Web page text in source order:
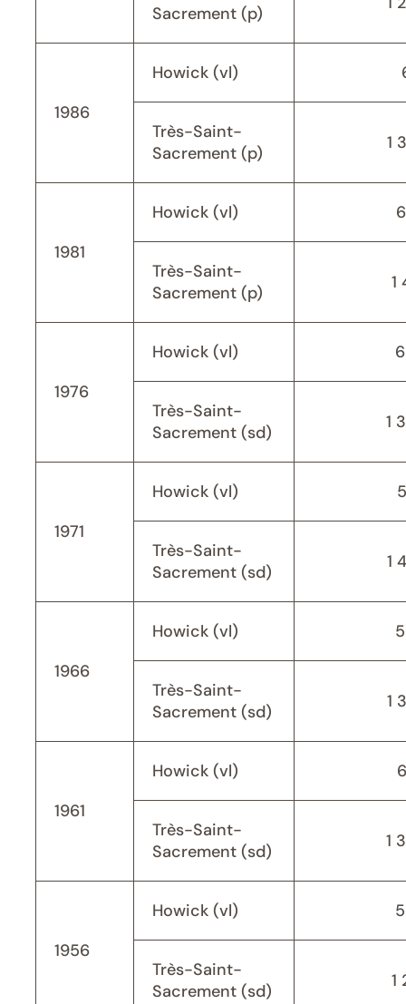
Sacrement (p)
1986
Howick (vl)
Très-Saint-
Sacrement (p)
1
1981
Howick (vl)
Très-Saint-
Sacrement (p)
1
1976
Howick (vl)
Très-Saint-
Sacrement (sd)
1
1971
Howick (vl)
Très-Saint-
Sacrement (sd)
1
1966
Howick (vl)
Très-Saint-
Sacrement (sd)
1
1961
Howick (vl)
Très-Saint-
Sacrement (sd)
1
1956
Howick (vl)
Très-Saint-
Sacrement (sd)
1